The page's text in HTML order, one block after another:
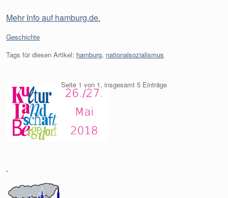
Mehr Info auf hamburg.de.
Kategorien:
Geschichte
Tags für diesen Artikel: hamburg, nationalsozialismus
Seite 1 von 1, insgesamt 5 Einträge